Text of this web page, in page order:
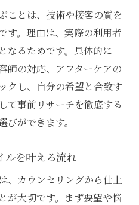
ことは、技術や接客の質を
す。理由は、実際の利用者
なるためです。具体的に
師の対応、アフターケアの
クし、自分の希望と合致す
て事前リサーチを徹底する
ができます。
ルを叶える流れ
、カウンセリングから仕上
が大切です。まず要望や悩